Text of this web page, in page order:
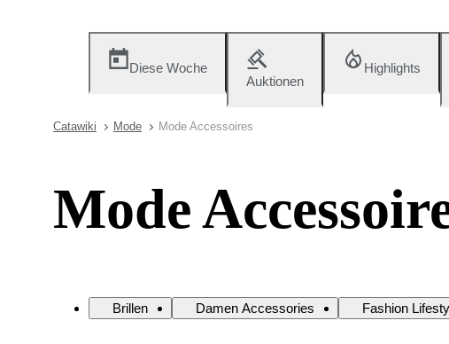
Diese Woche
Auktionen
Highlights
Catawiki Mode Mode Accessoires
Mode
Brillen Damen Accessories Fashion